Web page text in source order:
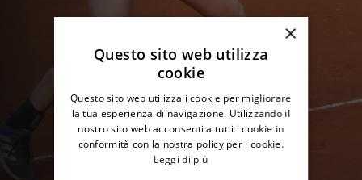
×
Questo sito web utilizza
cookie
Questo sito web utilizza i cookie per migliorare
la tua esperienza di navigazione. Utilizzando il
nostro sito web acconsenti a tutti i cookie in
conformità con la nostra policy per i cookie.
Leggi di più